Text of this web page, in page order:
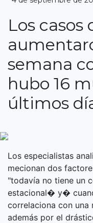
Los casos
semana
hubo 16
últimos
Los especialistas
mecionan dos
"todavía no tiene un
estacional� y�
correlaciona con una
además por el